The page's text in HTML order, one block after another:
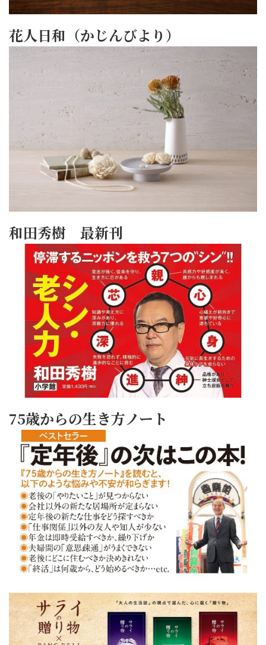
花人日和（かじんびより）
和田秀樹 最新刊
75歳からの生き方ノート